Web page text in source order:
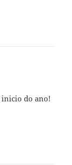
inicio do ano!